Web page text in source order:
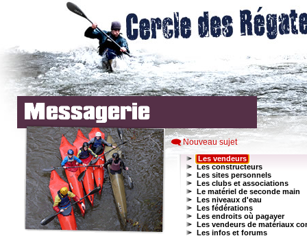
Nouveau sujet